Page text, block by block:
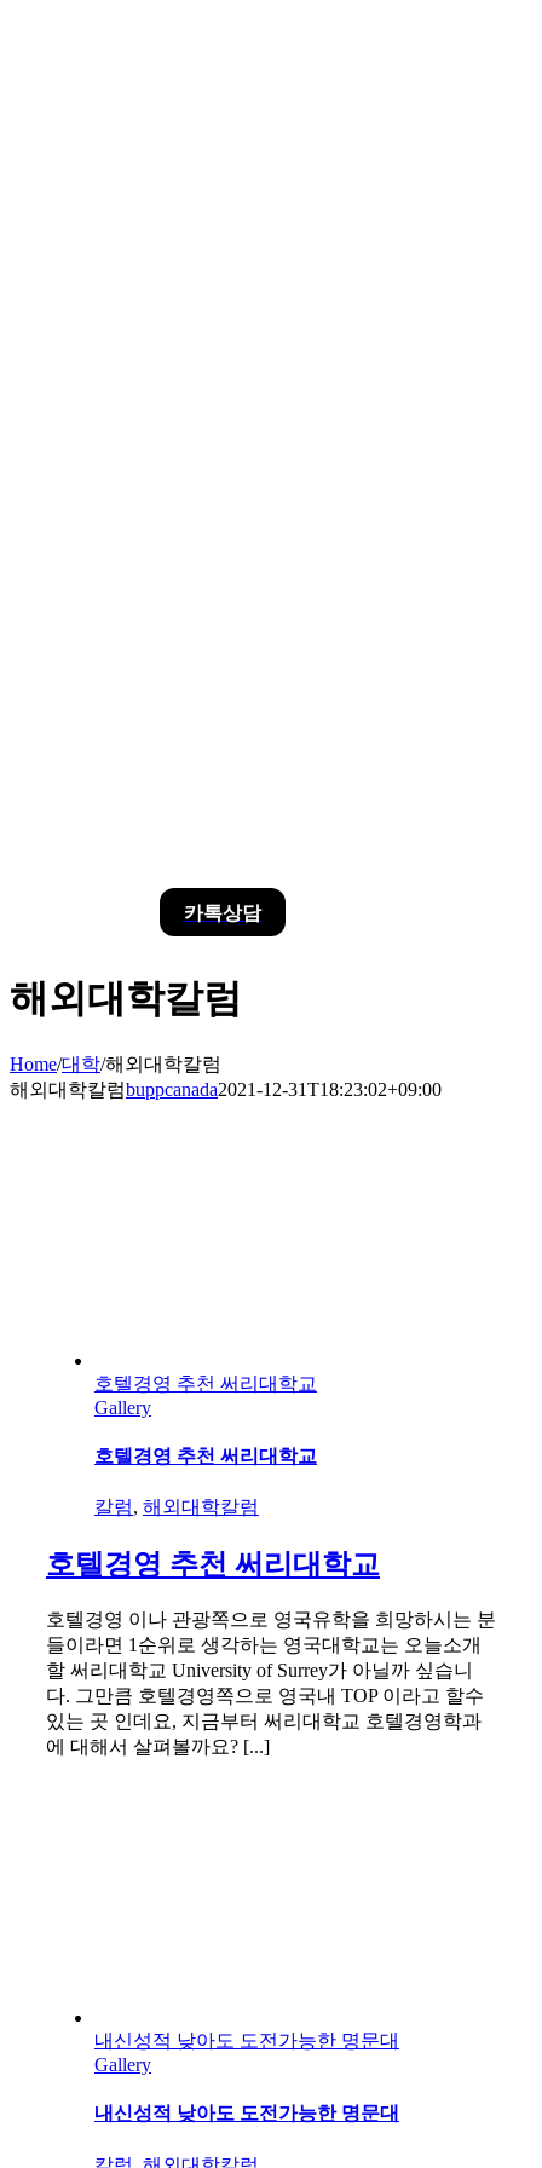
카톡상담
해외대학칼럼
Home/대학/해외대학칼럼
해외대학칼럼buppcanada2021-12-31T18:23:02+09:00
호텔경영 추천 써리대학교
Gallery
호텔경영 추천 써리대학교
칼럼, 해외대학칼럼
호텔경영 추천 써리대학교
호텔경영 이나 관광쪽으로 영국유학을 희망하시는 분
들이라면 1순위로 생각하는 영국대학교는 오늘소개
할 써리대학교 University of Surrey가 아닐까 싶습니
다. 그만큼 호텔경영쪽으로 영국내 TOP 이라고 할수
있는 곳 인데요, 지금부터 써리대학교 호텔경영학과
에 대해서 살펴볼까요? [...]
내신성적 낮아도 도전가능한 명문대
Gallery
내신성적 낮아도 도전가능한 명문대